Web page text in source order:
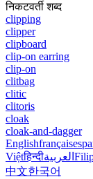
निकटवर्ती शब्द
clipping
clipper
clipboard
clip-on earring
clip-on
clitbag
clitic
clitoris
cloak
cloak-and-dagger
Englishfrançais
Việtहिन्दीالعربية
中文한국어